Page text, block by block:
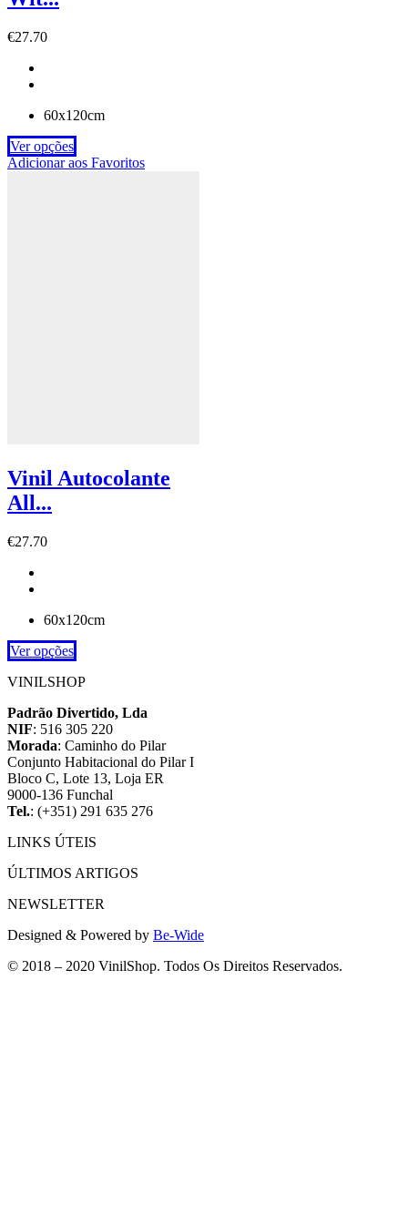
€27.70
60x120cm
Ver opções
Adicionar aos Favoritos
Vinil Autocolante
All...
€27.70
60x120cm
Ver opções
VINILSHOP
Padrão Divertido, Lda
NIF: 516 305 220
Morada: Caminho do Pilar
Conjunto Habitacional do Pilar I
Bloco C, Lote 13, Loja ER
9000-136 Funchal
Tel.: (+351) 291 635 276
LINKS ÚTEIS
ÚLTIMOS ARTIGOS
NEWSLETTER
Designed & Powered by Be-Wide
© 2018 – 2020 VinilShop. Todos Os Direitos Reservados.